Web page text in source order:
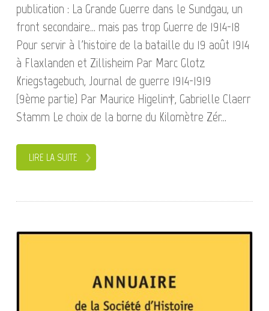
publication : La Grande Guerre dans le Sundgau, un
front secondaire... mais pas trop Guerre de 1914-18
Pour servir à l'histoire de la bataille du 19 août 1914
à Flaxlanden et Zillisheim Par Marc Glotz
Kriegstagebuch, Journal de guerre 1914-1919
(9ème partie) Par Maurice Higelin†, Gabrielle Claerr
Stamm Le choix de la borne du Kilomètre Zér...
LIRE LA SUITE